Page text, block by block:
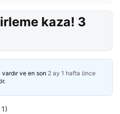
kaza! 3
ve en son 2 ay 1 hafta önce